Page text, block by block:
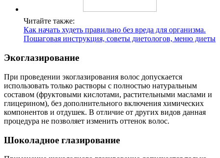
Читайте также:
Как начать худеть правильно без вреда для организма.
Пошаговая инструкция, советы диетологов, меню диеты
Экоглазирование
При проведении экоглазирования волос допускается
использовать только растворы с полностью натуральным
составом (фруктовыми кислотами, растительными маслами и
глицерином), без дополнительного включения химических
компонентов и отдушек. В отличие от других видов данная
процедура не позволяет изменить оттенок волос.
Шоколадное глазирование